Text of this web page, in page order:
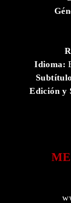
Idioma:
Edición y